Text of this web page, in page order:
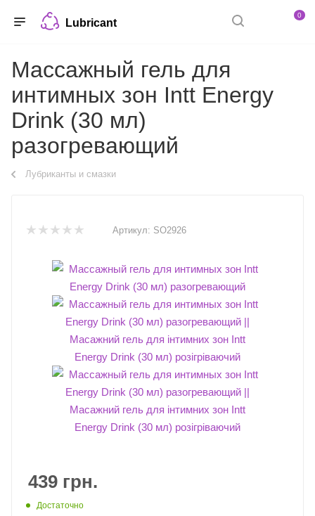
Lubricant
0
Массажный гель для
интимных зон Intt Energy
Drink (30 мл)
разогревающий
Лубриканты и смазки
Артикул: SO2926
439 грн.
Достаточно